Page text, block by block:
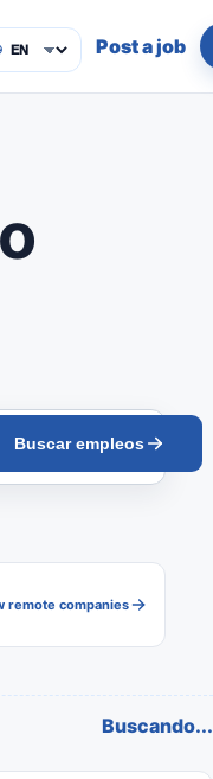
Post a job
Buscar empleos
remote companies
Buscando...